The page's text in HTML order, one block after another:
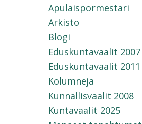
Apulaispormestari
Arkisto
Blogi
Eduskuntavaalit 2007
Eduskuntavaalit 2011
Kolumneja
Kunnallisvaalit 2008
Kuntavaalit 2025